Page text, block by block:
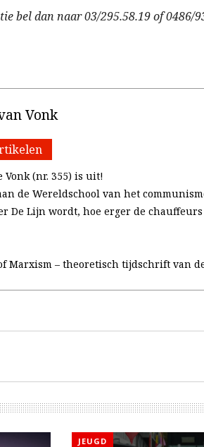
bel dan naar 03/295.58.19 of 0486/
Vonk
Vonk (nr. 355) is uit!
de Wereldschool van het
De Lijn wordt, hoe erger de
Marxism – theoretisch tijdschrift van
JEUGD